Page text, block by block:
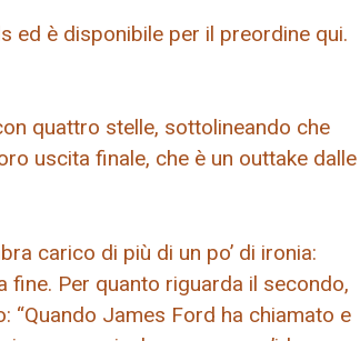
ed è disponibile per il preordine qui.
quattro stelle, sottolineando che
uscita finale, che è un outtake dalle
carico di più di un po’ di ironia:
fine. Per quanto riguarda il secondo,
“Quando James Ford ha chiamato e